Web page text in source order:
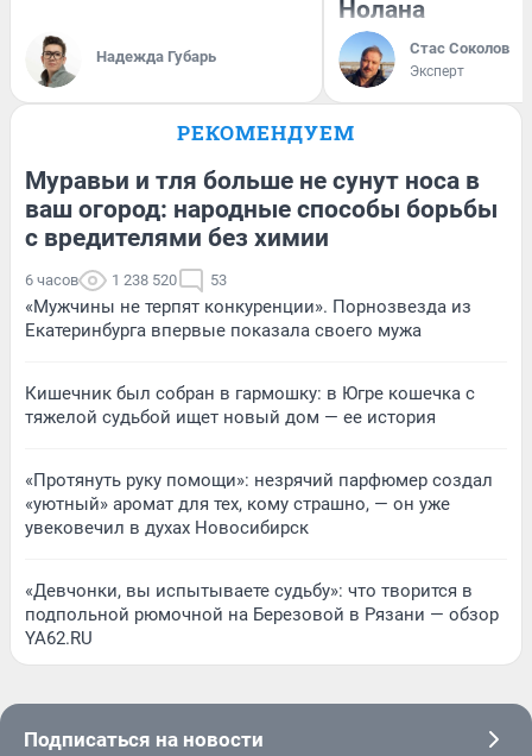
Надежда Губарь
Нолана
Стас Соколов
Эксперт
РЕКОМЕНДУЕМ
Муравьи и тля больше не сунут носа в
ваш огород: народные способы борьбы
с вредителями без химии
6 часов 1 238 520 53
«Мужчины не терпят конкуренции». Порнозвезда из
Екатеринбурга впервые показала своего мужа
Кишечник был собран в гармошку: в Югре кошечка с
тяжелой судьбой ищет новый дом — ее история
«Протянуть руку помощи»: незрячий парфюмер создал
«уютный» аромат для тех, кому страшно, — он уже
увековечил в духах Новосибирск
«Девчонки, вы испытываете судьбу»: что творится в
подпольной рюмочной на Березовой в Рязани — обзор
YA62.RU
Подписаться на новости